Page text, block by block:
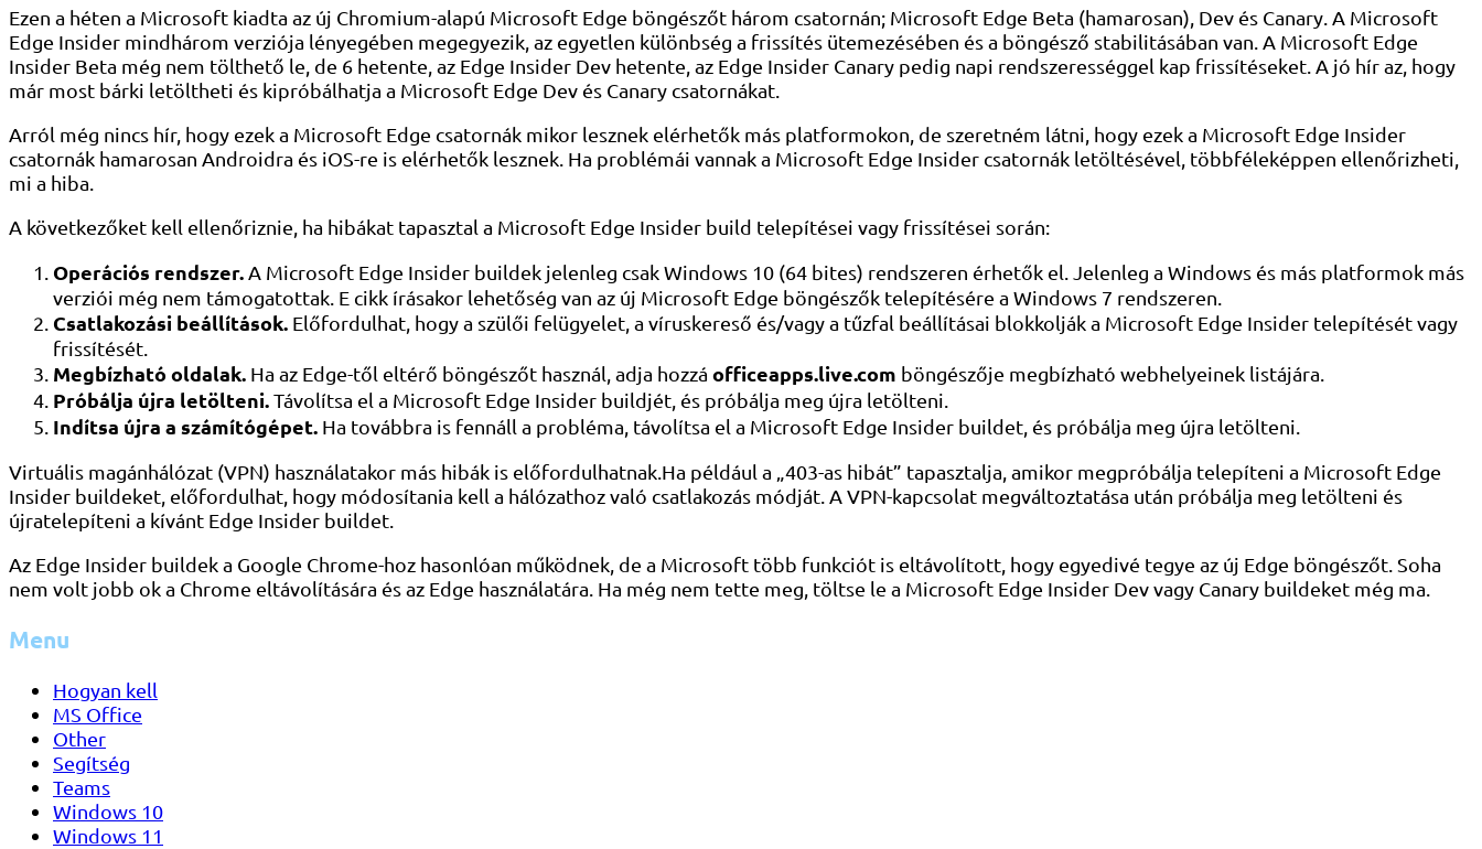
Ezen a héten a Microsoft kiadta az új Chromium-alapú Microsoft Edge böngészőt három csatornán; Microsoft Edge Beta (hamarosan), Dev és Canary. A Microsoft
Edge Insider mindhárom verziója lényegében megegyezik, az egyetlen különbség a frissítés ütemezésében és a böngésző stabilitásában van. A Microsoft Edge
Insider Beta még nem tölthető le, de 6 hetente, az Edge Insider Dev hetente, az Edge Insider Canary pedig napi rendszerességgel kap frissítéseket. A jó hír az, hogy
már most bárki letöltheti és kipróbálhatja a Microsoft Edge Dev és Canary csatornákat.
Arról még nincs hír, hogy ezek a Microsoft Edge csatornák mikor lesznek elérhetők más platformokon, de szeretném látni, hogy ezek a Microsoft Edge Insider
csatornák hamarosan Androidra és iOS-re is elérhetők lesznek. Ha problémái vannak a Microsoft Edge Insider csatornák letöltésével, többféleképpen ellenőrizheti,
mi a hiba.
A következőket kell ellenőriznie, ha hibákat tapasztal a Microsoft Edge Insider build telepítései vagy frissítései során:
Operációs rendszer.A Microsoft Edge Insider buildek jelenleg csak Windows 10 (64 bites) rendszeren érhetők el. Jelenleg a Windows és más platformok más
verziói még nem támogatottak. E cikk írásakor lehetőség van az új Microsoft Edge böngészők telepítésére a Windows 7 rendszeren.
Csatlakozási beállítások. Előfordulhat, hogy a szülői felügyelet, a víruskereső és/vagy a tűzfal beállításai blokkolják a Microsoft Edge Insider telepítését vagy
frissítését.
Megbízható oldalak. Ha az Edge-től eltérő böngészőt használ, adja hozzá officeapps.live.com böngészője megbízható webhelyeinek listájára.
Próbálja újra letölteni.Távolítsa el a Microsoft Edge Insider buildjét, és próbálja meg újra letölteni.
Indítsa újra a számítógépet. Ha továbbra is fennáll a probléma, távolítsa el a Microsoft Edge Insider buildet, és próbálja meg újra letölteni.
Virtuális magánhálózat (VPN) használatakor más hibák is előfordulhatnak.Ha például a „403-as hibát” tapasztalja, amikor megpróbálja telepíteni a Microsoft Edge
Insider buildeket, előfordulhat, hogy módosítania kell a hálózathoz való csatlakozás módját. A VPN-kapcsolat megváltoztatása után próbálja meg letölteni és
újratelepíteni a kívánt Edge Insider buildet.
Az Edge Insider buildek a Google Chrome-hoz hasonlóan működnek, de a Microsoft több funkciót is eltávolított, hogy egyedivé tegye az új Edge böngészőt. Soha
nem volt jobb ok a Chrome eltávolítására és az Edge használatára. Ha még nem tette meg, töltse le a Microsoft Edge Insider Dev vagy Canary buildeket még ma.
Menu
Hogyan kell
MS Office
Other
Segítség
Teams
Windows 10
Windows 11